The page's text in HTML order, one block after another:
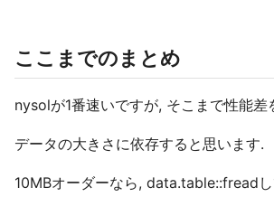
ここまでのまとめ
nysolが1番速いですが, そこまで性能差
データの大きさに依存すると思います.
10MBオーダーなら, data.table::fread